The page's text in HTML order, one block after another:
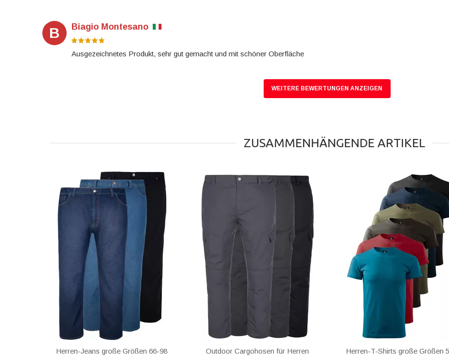
B Biagio Montesano
Ausgezeichnetes Produkt, sehr gut gemacht und mit schöner Oberfläche
WEITERE BEWERTUNGEN ANZEIGEN
ZUSAMMENHÄNGENDE ARTIKEL
Herren-Jeans große Größen 66-98
Outdoor Cargohosen für Herren
Herren-T-Shirts große Größen